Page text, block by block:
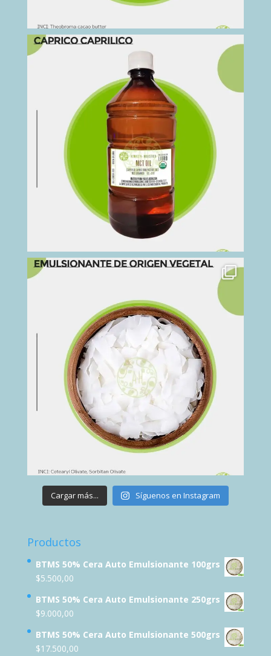
Cargar más... Síguenos en Instagram
Productos
BTMS 50% Cera Auto Emulsionante 100grs
$5.500,00
BTMS 50% Cera Auto Emulsionante 250grs
$9.000,00
BTMS 50% Cera Auto Emulsionante 500grs
$17.500,00